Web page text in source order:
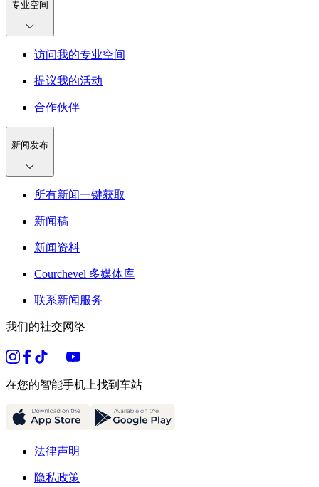
专业空间
访问我的专业空间
提议我的活动
合作伙伴
新闻发布
所有新闻一键获取
新闻稿
新闻资料
Courchevel 多媒体库
联系新闻服务
我们的社交网络
在您的智能手机上找到车站
法律声明
隐私政策